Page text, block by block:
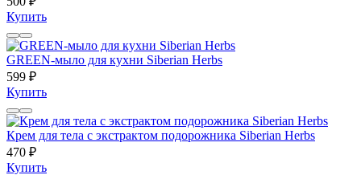
Купить
GREEN-мыло для кухни Siberian Herbs
599 ₽
Купить
Крем для тела с экстрактом подорожника Siberian Herbs
470 ₽
Купить